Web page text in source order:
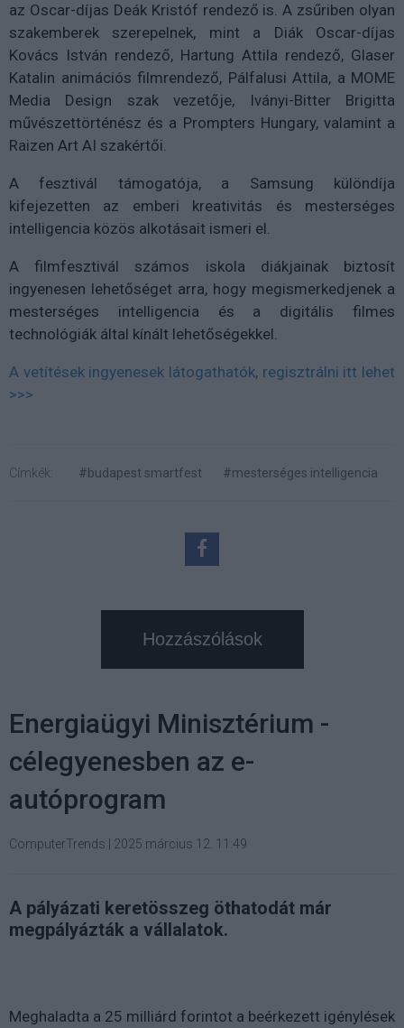
az Oscar-díjas Deák Kristóf rendező is. A zsűriben olyan
szakemberek szerepelnek, mint a Diák Oscar-díjas
Kovács István rendező, Hartung Attila rendező, Glaser
Katalin animációs filmrendező, Pálfalusi Attila, a MOME
Media Design szak vezetője, Iványi-Bitter Brigitta
művészettörténész és a Prompters Hungary, valamint a
Raizen Art AI szakértői.
A fesztivál támogatója, a Samsung különdíja
kifejezetten az emberi kreativitás és mesterséges
intelligencia közös alkotásait ismeri el.
A filmfesztivál számos iskola diákjainak biztosít
ingyenesen lehetőséget arra, hogy megismerkedjenek a
mesterséges intelligencia és a digitális filmes
technológiák által kínált lehetőségekkel.
A vetítések ingyenesek látogathatók, regisztrálni itt lehet
>>>
Címkék: #budapest smartfest #mesterséges intelligencia
Hozzászólások
Energiaügyi Minisztérium -
célegyenesben az e-
autóprogram
ComputerTrends 2025 március 12. 11:49
A pályázati keretösszeg öthatodát már
megpályázták a vállalatok.
Meghaladta a 25 milliárd forintot a beérkezett igénylések